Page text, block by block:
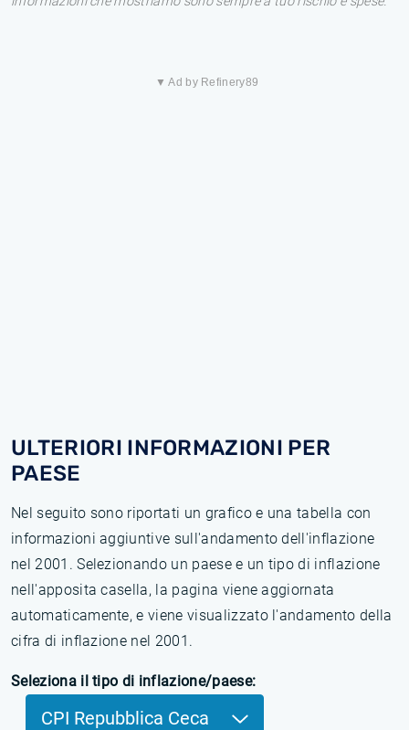
▼ Ad by Refinery89
ULTERIORI INFORMAZIONI PER
PAESE
Nel seguito sono riportati un grafico e una tabella con
informazioni aggiuntive sull'andamento dell'inflazione
nel 2001. Selezionando un paese e un tipo di inflazione
nell'apposita casella, la pagina viene aggiornata
automaticamente, e viene visualizzato l'andamento della
cifra di inflazione nel 2001.
Seleziona il tipo di inflazione/paese:
CPI Repubblica Ceca